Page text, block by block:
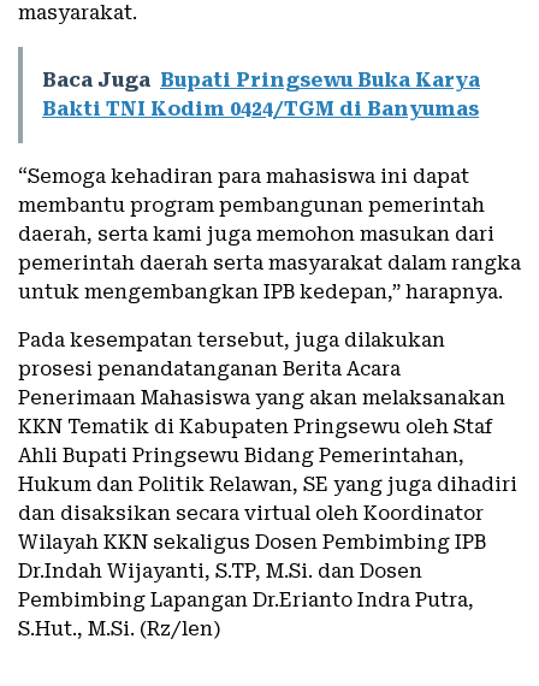
masyarakat.
Baca Juga Bupati Pringsewu Buka Karya
Bakti TNI Kodim 0424/TGM di Banyumas
“Semoga kehadiran para mahasiswa ini dapat
membantu program pembangunan pemerintah
daerah, serta kami juga memohon masukan dari
pemerintah daerah serta masyarakat dalam rangka
untuk mengembangkan IPB kedepan,” harapnya.
Pada kesempatan tersebut, juga dilakukan
prosesi penandatanganan Berita Acara
Penerimaan Mahasiswa yang akan melaksanakan
KKN Tematik di Kabupaten Pringsewu oleh Staf
Ahli Bupati Pringsewu Bidang Pemerintahan,
Hukum dan Politik Relawan, SE yang juga dihadiri
dan disaksikan secara virtual oleh Koordinator
Wilayah KKN sekaligus Dosen Pembimbing IPB
Dr.Indah Wijayanti, S.TP, M.Si. dan Dosen
Pembimbing Lapangan Dr.Erianto Indra Putra,
S.Hut., M.Si. (Rz/len)